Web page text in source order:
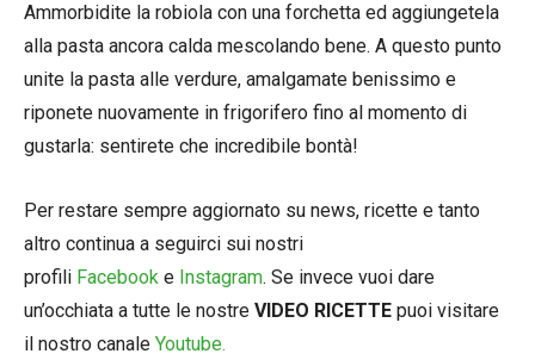
Ammorbidite la robiola con una forchetta ed aggiungetela
alla pasta ancora calda mescolando bene. A questo punto
unite la pasta alle verdure, amalgamate benissimo e
riponete nuovamente in frigorifero fino al momento di
gustarla: sentirete che incredibile bontà!
Per restare sempre aggiornato su news, ricette e tanto
altro continua a seguirci sui nostri
profili Facebook e Instagram. Se invece vuoi dare
un’occhiata a tutte le nostre VIDEO RICETTE puoi visitare
il nostro canale Youtube.